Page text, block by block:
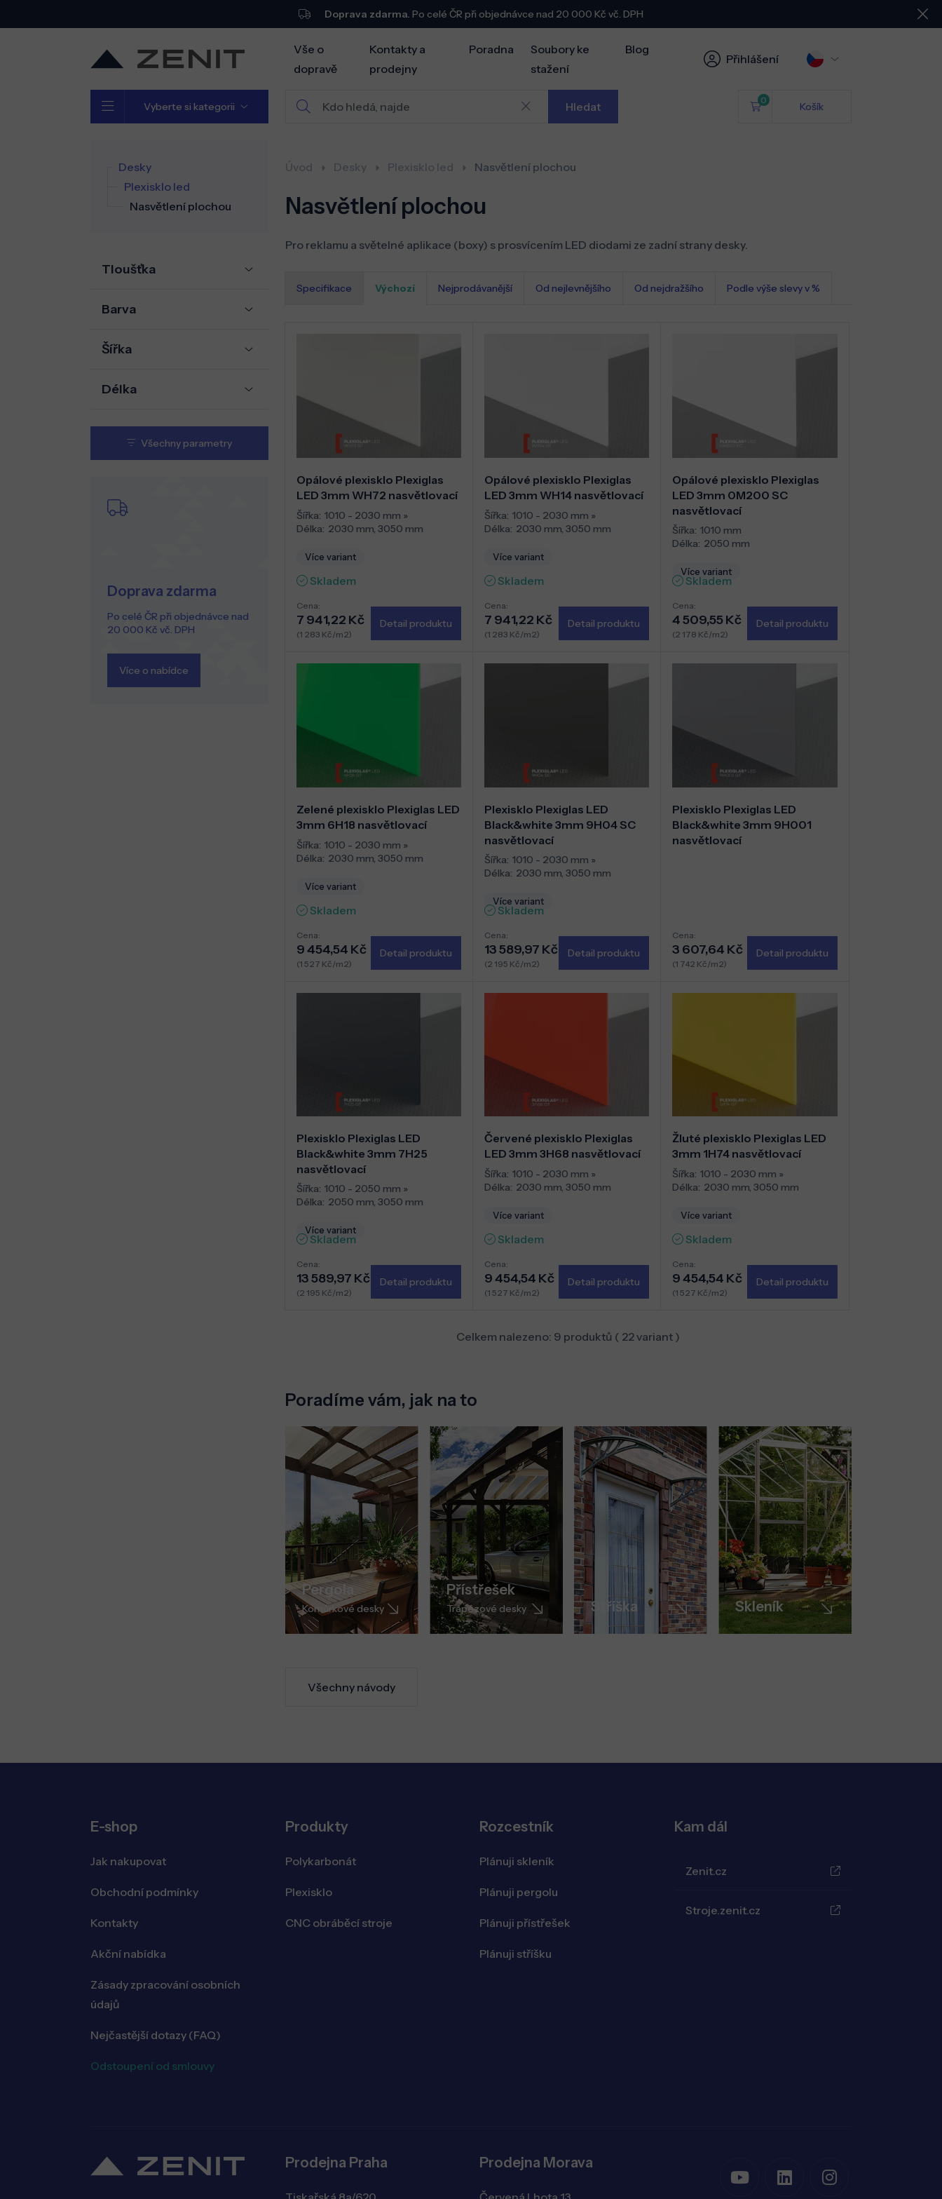
Doprava zdarma. Po celé ČR při objednávce nad 20 000 Kč vč. DPH
Vše o
dopravě
Kontakty a
prodejny
Poradna
Soubory ke
stažení
Blog
Přihlášení
Vyberte si kategorii Hledat 0
Košík
Desky
Plexisklo led
Nasvětlení plochou
Tloušťka
Barva
Šířka
Délka
Všechny parametry
Doprava zdarma
Po celé ČR při objednávce nad
20 000 Kč vč. DPH
Více o nabídce
Úvod Desky Plexisklo led Nasvětlení plochou
Nasvětlení plochou
Pro reklamu a světelné aplikace (boxy) s prosvícením LED diodami ze zadní strany desky.
Specifikace Výchozí Nejprodávanější Od nejlevnějšího Od nejdražšího Podle výše slevy v %
Opálové plexisklo Plexiglas
LED 3mm WH72 nasvětlovací
Šířka: 1010 - 2030 mm »
Délka: 2030 mm, 3050 mm
Více variant
Skladem
Cena:
7 941,22 Kč
(1 283 Kč/m2)
Detail produktu
Opálové plexisklo Plexiglas
LED 3mm WH14 nasvětlovací
Šířka: 1010 - 2030 mm »
Délka: 2030 mm, 3050 mm
Více variant
Skladem
Cena:
7 941,22 Kč
(1 283 Kč/m2)
Detail produktu
Opálové plexisklo Plexiglas
LED 3mm 0M200 SC
nasvětlovací
Šířka: 1010 mm
Délka: 2050 mm
Více variant
Skladem
Cena:
4 509,55 Kč
(2 178 Kč/m2)
Detail produktu
Zelené plexisklo Plexiglas LED
3mm 6H18 nasvětlovací
Šířka: 1010 - 2030 mm »
Délka: 2030 mm, 3050 mm
Více variant
Skladem
Cena:
9 454,54 Kč
(1 527 Kč/m2)
Detail produktu
Plexisklo Plexiglas LED
Black&white 3mm 9H04 SC
nasvětlovací
Šířka: 1010 - 2030 mm »
Délka: 2030 mm, 3050 mm
Více variant
Skladem
Cena:
13 589,97 Kč
(2 195 Kč/m2)
Detail produktu
Plexisklo Plexiglas LED
Black&white 3mm 9H001
nasvětlovací
Cena:
3 607,64 Kč
(1 742 Kč/m2)
Detail produktu
Plexisklo Plexiglas LED
Black&white 3mm 7H25
nasvětlovací
Šířka: 1010 - 2050 mm »
Délka: 2050 mm, 3050 mm
Více variant
Skladem
Cena:
13 589,97 Kč
(2 195 Kč/m2)
Detail produktu
Červené plexisklo Plexiglas
LED 3mm 3H68 nasvětlovací
Šířka: 1010 - 2030 mm »
Délka: 2030 mm, 3050 mm
Více variant
Skladem
Cena:
9 454,54 Kč
(1 527 Kč/m2)
Detail produktu
Žluté plexisklo Plexiglas LED
3mm 1H74 nasvětlovací
Šířka: 1010 - 2030 mm »
Délka: 2030 mm,3050 mm
Více variant
Skladem
Cena:
9 454,54 Kč
(1 527 Kč/m2)
Detail produktu
Celkem nalezeno: 9 produktů ( 22variant )
Poradíme vám, jak na to
Pergola
Komůrkové desky
Přístřešek
Trapézové desky Stříška Skleník
Všechny návody
E-shop
Jak nakupovat
Obchodní podmínky
Kontakty
Akční nabídka
Zásady zpracování osobních
údajů
Nejčastější dotazy (FAQ)
Odstoupení od smlouvy
Produkty
Polykarbonát
Plexisklo
CNC obráběcí stroje
Rozcestník
Plánuji skleník
Plánuji pergolu
Plánuji přístřešek
Plánuji stříšku
Kam dál
Zenit.cz
Stroje.zenit.cz
Prodejna Praha Prodejna Morava